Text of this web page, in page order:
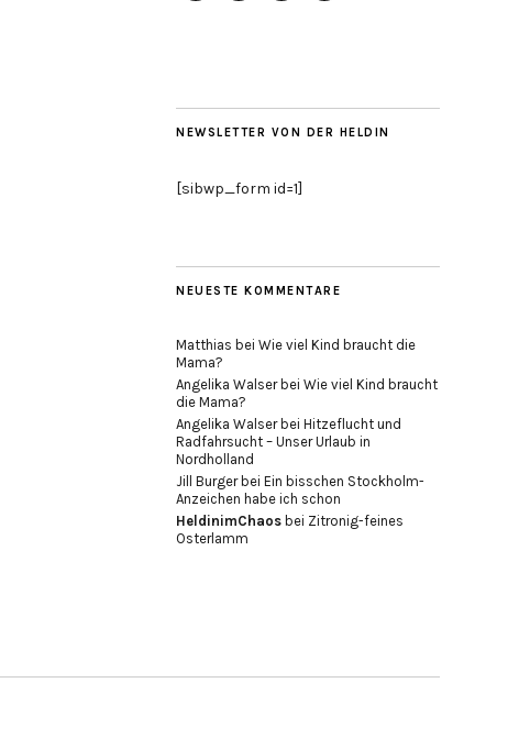
NEWSLETTER VON DER HELDIN
[sibwp_form id=1]
NEUESTE KOMMENTARE
Matthias bei Wie viel Kind braucht die
Mama?
Angelika Walserbei Wie viel Kind braucht
die Mama?
Angelika Walserbei Hitzeflucht und
Radfahrsucht – Unser Urlaub in
Nordholland
Jill Burgerbei Ein bisschen Stockholm-
Anzeichen habe ich schon
HeldinimChaos bei Zitronig-feines
Osterlamm